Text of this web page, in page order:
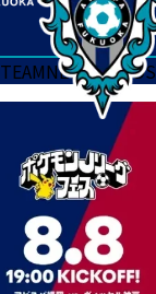
TEAMNEWSGOODS